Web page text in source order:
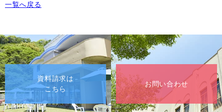
一覧へ戻る
資料請求は
こちら
お問い合わせ